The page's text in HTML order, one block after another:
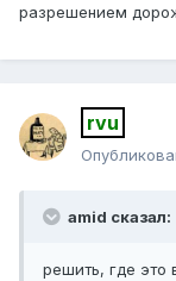
разрешением
rvu
amid сказал:
решить, где это